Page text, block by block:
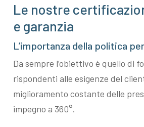
Le nostre
e garanzia
L’importanza della politica
Da sempre l’obiettivo è quello di
rispondenti alle esigenze del
miglioramento costante delle
impegno a 360°.